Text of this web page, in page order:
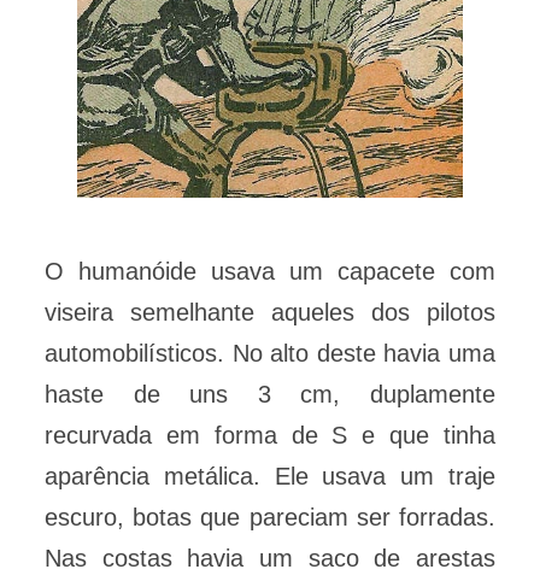
O humanóide usava um capacete com
viseira semelhante aqueles dos pilotos
automobilísticos. No alto deste havia uma
haste de uns 3 cm, duplamente
recurvada em forma de S e que tinha
aparência metálica. Ele usava um traje
escuro, botas que pareciam ser forradas.
Nas costas havia um saco de arestas